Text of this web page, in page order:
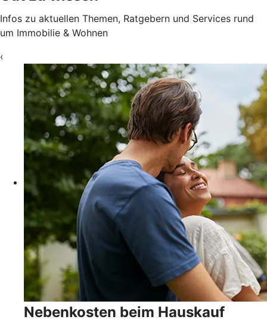
Infos zu aktuellen Themen, Ratgebern und Services rund
um Immobilie & Wohnen
‹
Nebenkosten beim Hauskauf